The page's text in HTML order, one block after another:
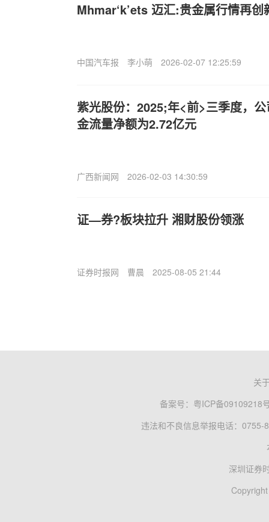
Mhmar‘k’ets 迈汇:贵金属行情再
中国汽车报 李小萌 2026-02-07 12:25:59
紫光股份：2025;年<前>三季度，
金流量净额为2.72亿元
广西新闻网 2026-02-03 14:30:59
证—券?板块拉升 湘财股份领涨
证券时报网 曹晨 2025-08-05 21:44
关
备案号： 粤ICP备09109218
违法和不良信息举报电话：0755-
深圳证券